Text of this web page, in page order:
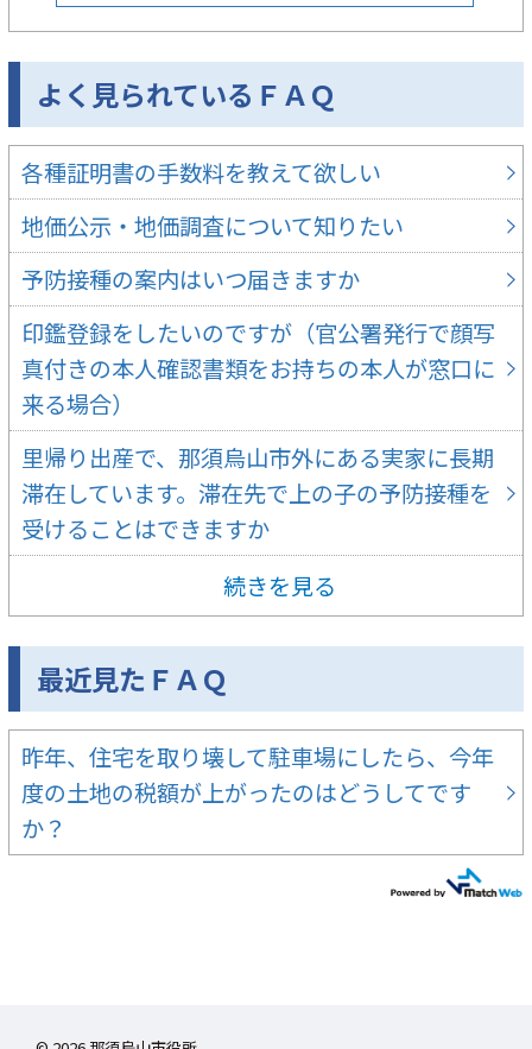
よく見られているＦＡＱ
各種証明書の手数料を教えて欲しい
地価公示・地価調査について知りたい
予防接種の案内はいつ届きますか
印鑑登録をしたいのですが（官公署発行で顔写
真付きの本人確認書類をお持ちの本人が窓口に
来る場合）
里帰り出産で、那須烏山市外にある実家に長期
滞在しています。滞在先で上の子の予防接種を
受けることはできますか
続きを見る
最近見たＦＡＱ
昨年、住宅を取り壊して駐車場にしたら、今年
度の土地の税額が上がったのはどうしてです
か？